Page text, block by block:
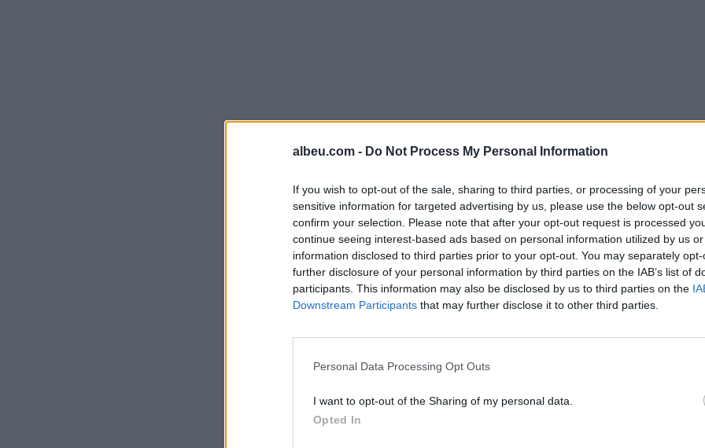
albeu.com - Do Not Process My Personal Information
If you wish to opt-out of the sale, sharing to third parties, or processing of your
sensitive information for targeted advertising by us, please use the below opt-out
confirm your selection. Please note that after your opt-out request is processed
continue seeing interest-based ads based on personal information utilized by us
information disclosed to third parties prior to your opt-out. You may separately
further disclosure of your personal information by third parties on the IAB’s list of
participants. This information may also be disclosed by us to third parties on the
Downstream Participants that may further disclose it to other third parties.
Personal Data Processing Opt Outs
I want to opt-out of the Sharing of my personal data.
Opted In